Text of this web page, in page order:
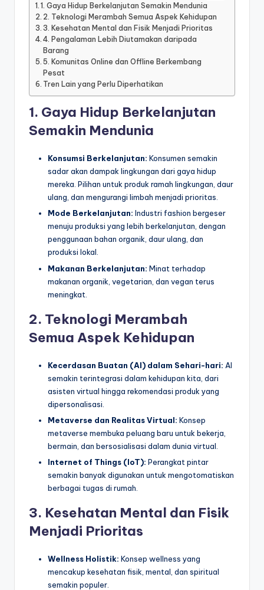
1. Gaya Hidup Berkelanjutan Semakin Mendunia
2. Teknologi Merambah Semua Aspek Kehidupan
3. Kesehatan Mental dan Fisik Menjadi Prioritas
4. Pengalaman Lebih Diutamakan daripada
Barang
5. Komunitas Online dan Offline Berkembang
Pesat
Tren Lain yang Perlu Diperhatikan
1. Gaya Hidup Berkelanjutan
Semakin Mendunia
Konsumsi Berkelanjutan: Konsumen semakin
sadar akan dampak lingkungan dari gaya hidup
mereka. Pilihan untuk produk ramah lingkungan, daur
ulang, dan mengurangi limbah menjadi prioritas.
Mode Berkelanjutan: Industri fashion bergeser
menuju produksi yang lebih berkelanjutan, dengan
penggunaan bahan organik, daur ulang, dan
produksi lokal.
Makanan Berkelanjutan: Minat terhadap
makanan organik, vegetarian, dan vegan terus
meningkat.
2. Teknologi Merambah
Semua Aspek Kehidupan
Kecerdasan Buatan (AI) dalam Sehari-hari: AI
semakin terintegrasi dalam kehidupan kita, dari
asisten virtual hingga rekomendasi produk yang
dipersonalisasi.
Metaverse dan Realitas Virtual: Konsep
metaverse membuka peluang baru untuk bekerja,
bermain, dan bersosialisasi dalam dunia virtual.
Internet of Things (IoT): Perangkat pintar
semakin banyak digunakan untuk mengotomatiskan
berbagai tugas di rumah.
3. Kesehatan Mental dan Fisik
Menjadi Prioritas
Wellness Holistik: Konsep wellness yang
mencakup kesehatan fisik, mental, dan spiritual
semakin populer.